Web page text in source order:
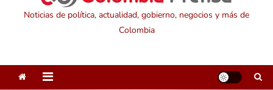
Noticias de política, actualidad, gobierno, negocios y más de
Colombia